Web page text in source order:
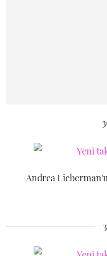
Andrea